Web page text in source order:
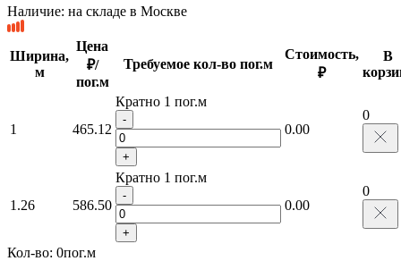
Наличие: на складе в Москве
Ширина,
м
Цена
₽/
пог.м
Требуемое кол-во пог.м
Стоимость,
₽
В
1 465.12
Кратно 1 пог.м
-
+
0.00
0
1.26 586.50
Кратно 1 пог.м
-
+
0.00
0
Кол-во: 0пог.м